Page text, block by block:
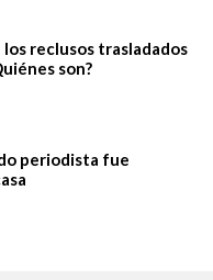
los reclusos trasladados
son?
periodista fue